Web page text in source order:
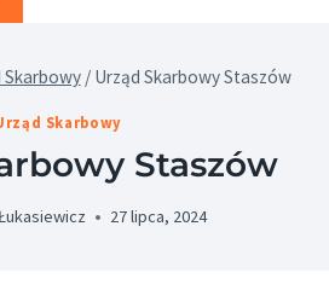
Skarbowy / Urząd Skarbowy Staszów
Skarbowy
Staszów
27 lipca, 2024